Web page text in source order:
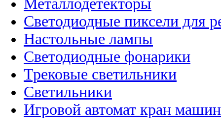
Металлодетекторы
Светодиодные пиксели для
Настольные лампы
Светодиодные фонарики
Трековые светильники
Светильники
Игровой автомат кран